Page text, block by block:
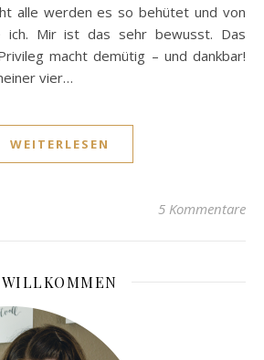
alle werden es so behütet und von
ich. Mir ist das sehr bewusst. Das
macht demütig – und dankbar!
vier…
WEITERLESEN
5 Kommentare
WILLKOMMEN